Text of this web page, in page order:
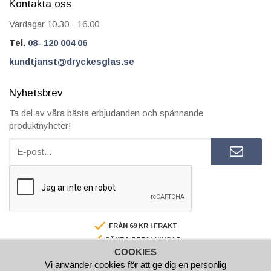
Kontakta oss
Vardagar 10.30 - 16.00
Tel. 08- 120 004 06
kundtjanst@dryckesglas.se
Nyhetsbrev
Ta del av våra bästa erbjudanden och spännande
produktnyheter!
FRÅN 69 KR I FRAKT
SÄKRA BETALNINGAR
FAKTURA/AVBETALNING
SNABBA LEVERANSER
COOKIES
Vi använder cookies för att ge dig en personlig